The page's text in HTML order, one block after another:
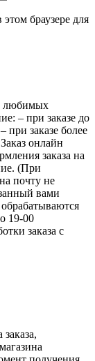
браузере для
любимых
– при заказе до
при заказе более
онлайн
заказа на
(При
почту не
вами
19-00
заказа с